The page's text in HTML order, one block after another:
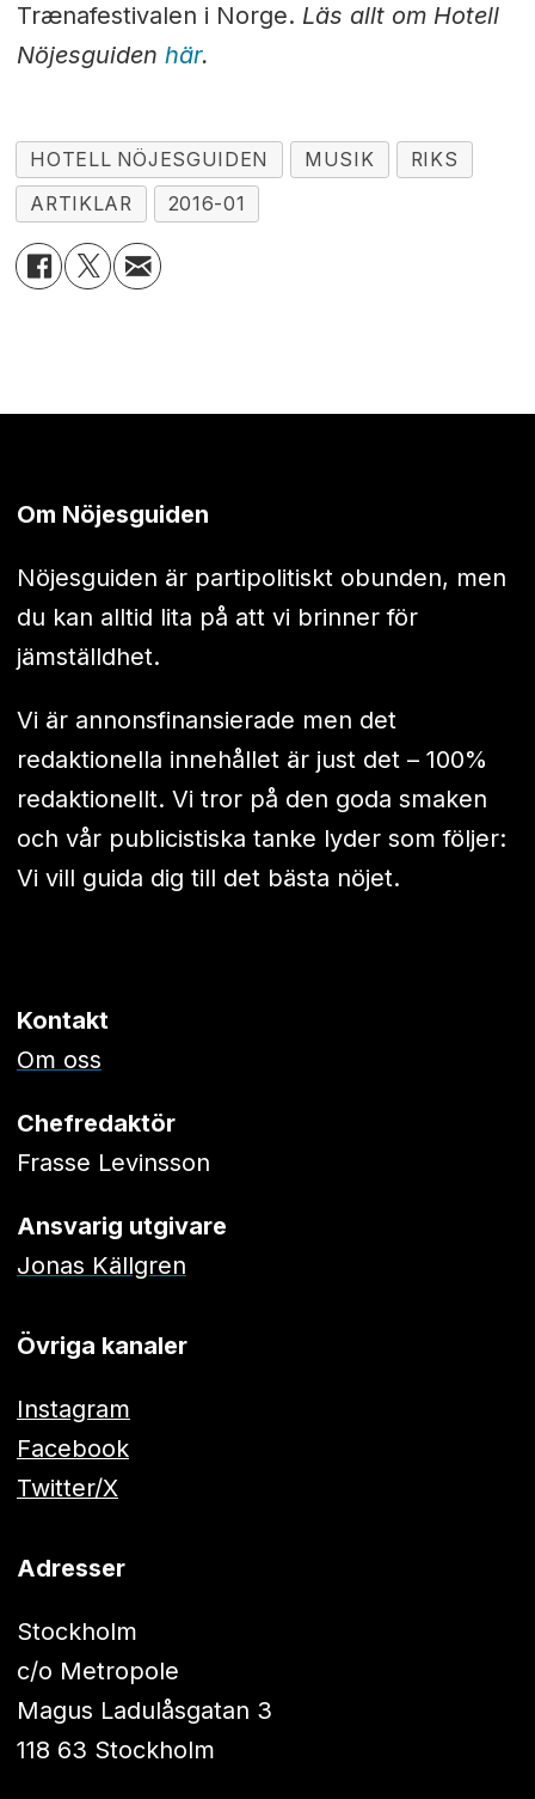
Trænafestivalen i Norge. Läs allt om Hotell
Nöjesguiden här.
HOTELL NÖJESGUIDEN MUSIK
RIKS
ARTIKLAR
2016-01
Om Nöjesguiden
Nöjesguiden är partipolitiskt obunden, men
du kan alltid lita på att vi brinner för
jämställdhet.
Vi är annonsfinansierade men det
redaktionella innehållet är just det – 100%
redaktionellt. Vi tror på den goda smaken
och vår publicistiska tanke lyder som följer:
Vi vill guida dig till det bästa nöjet.
Kontakt
Om oss
Chefredaktör
Frasse Levinsson
Ansvarig utgivare
Jonas Källgren
Övriga kanaler
Instagram
Facebook
Twitter/X
Adresser
Stockholm
c/o Metropole
Magus Ladulåsgatan 3
118 63 Stockholm